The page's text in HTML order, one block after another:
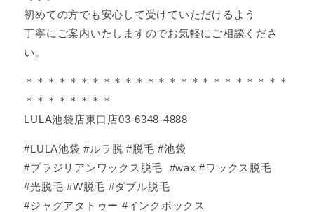
初めての方でも安心して受けていただけるよう
丁寧にご案内いたしますのでお気軽にご相談くださ
い。
＊＊＊＊＊＊＊＊＊＊＊＊＊＊＊＊＊＊＊＊＊＊＊＊
＊＊＊＊＊＊＊＊
LULA池袋店東口店03-6348-4888
#LULA池袋 #ルラ脱 #脱毛 #池袋
#ブラジリアンワックス脱毛 #wax #ワックス脱毛
#光脱毛 #W脱毛 #ダブル脱毛
#ジャグアタトゥー #インクボックス